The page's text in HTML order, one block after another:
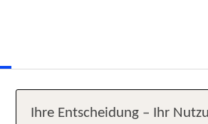
Ihre Entscheidung – Ihr